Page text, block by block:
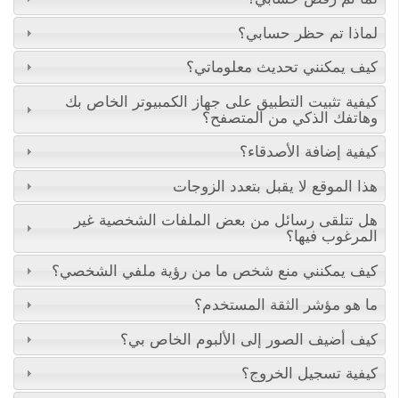
لماذا تم حظر حسابي؟
كيف يمكنني تحديث معلوماتي؟
كيفية تثبيت التطبيق على جهاز الكمبيوتر الخاص بك
وهاتفك الذكي من المتصفح؟
كيفية إضافة الأصدقاء؟
هذا الموقع لا يقبل بتعدد الزوجات
هل تتلقى رسائل من بعض الملفات الشخصية غير
المرغوب فيها؟
كيف يمكنني منع شخص ما من رؤية ملفي الشخصي؟
ما هو مؤشر الثقة المستخدم؟
كيف أضيف الصور إلى الألبوم الخاص بي؟
كيفية تسجيل الخروج؟